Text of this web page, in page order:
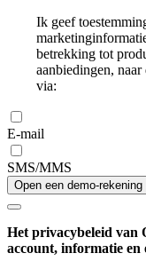
Ik geef
betrekking tot
aanbiedingen,
via:
E-mail
SMS/MMS
Open een demo-rekening
Het privacybeleid van
account, informatie en